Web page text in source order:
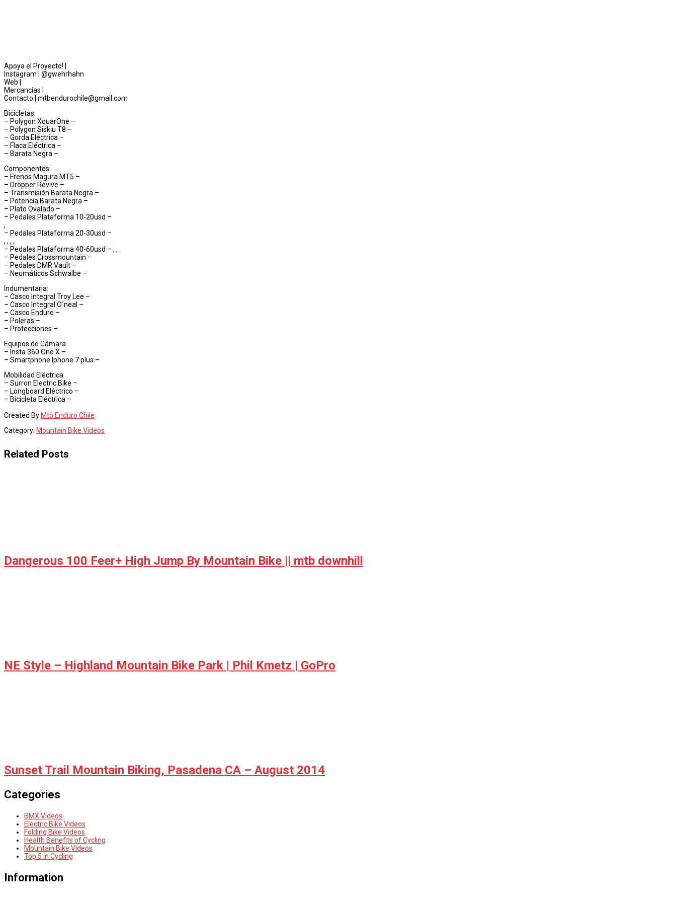
Apoya el Proyecto! |
Instagram | @gwehrhahn
Web |
Mercancías |
Contacto | mtbendurochile@gmail.com
Bicicletas:
– Polygon XquarOne –
– Polygon Siskiu T8 –
– Gorda Eléctrica –
– Flaca Eléctrica –
– Barata Negra –
Componentes:
– Frenos Magura MT5 –
– Dropper Revive –
– Transmisión Barata Negra –
– Potencia Barata Negra –
– Plato Ovalado –
– Pedales Plataforma 10-20usd –
,
– Pedales Plataforma 20-30usd –
, , , ,
– Pedales Plataforma 40-60usd – , ,
– Pedales Crossmountain –
– Pedales DMR Vault –
– Neumáticos Schwalbe –
Indumentaria:
– Casco Integral Troy Lee –
– Casco Integral O´neal –
– Casco Enduro –
– Poleras –
– Protecciones –
Equipos de Cámara
– Insta 360 One X –
– Smartphone Iphone 7 plus –
Mobilidad Eléctrica
– Surron Electric Bike –
– Longboard Eléctrico –
– Bicicleta Eléctrica –
Created By Mtb Enduro Chile
Category: Mountain Bike Videos
Related Posts
Dangerous 100 Feer+ High Jump By Mountain Bike || mtb downhill
NE Style – Highland Mountain Bike Park | Phil Kmetz | GoPro
Sunset Trail Mountain Biking, Pasadena CA – August 2014
Categories
BMX Videos
Electric Bike Videos
Folding Bike Videos
Health Benefits of Cycling
Mountain Bike Videos
Top 5 in Cycling
Information